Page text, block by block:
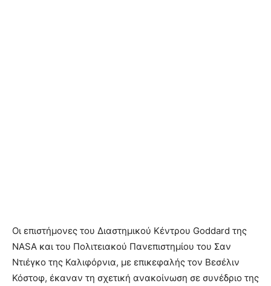
Οι επιστήμονες του Διαστημικού Κέντρου Goddard της
NASA και του Πολιτειακού Πανεπιστημίου του Σαν
Ντιέγκο της Καλιφόρνια, με επικεφαλής τον Βεσέλιν
Κόστοφ, έκαναν τη σχετική ανακοίνωση σε συνέδριο της